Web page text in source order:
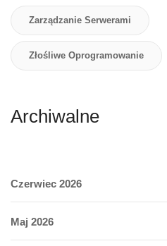
Zarządzanie Serwerami
Złośliwe Oprogramowanie
Archiwalne
Czerwiec 2026
Maj 2026